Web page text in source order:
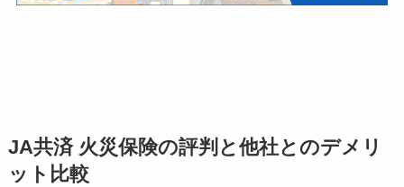
JA共済 火災保険の評判と他社とのデメリ
ット比較